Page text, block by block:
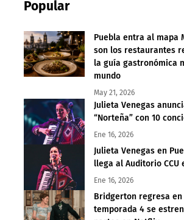
Popular
Puebla entra al mapa
son los restaurantes
la guía gastronómica
mundo
May 21, 2026
Julieta Venegas
“Norteña” con 10
Ene 16, 2026
Julieta Venegas en
llega al Auditorio CCU
Ene 16, 2026
Bridgerton regresa en
temporada 4 se